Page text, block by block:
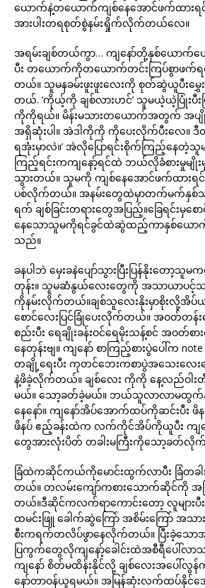
ယောက်နဲ့တယောက်ကျစ်နေအောင်ဖက်ထားရ
အားပါးတရစုတ်စွဲနမ်းရှိုက်လိုက်တယ်လေ။
အရမ်းချစ်တယ်ကွာ… ကျနော်တို့နှစ်ယောက်ယ
ပီး တယောက်ကိုတယောက်တင်းကြပ်စွာဖက်ရင်
တယ်။ သူမနခမ်းဖူးဖူးလေးကို စုတ်ဆွဲယူပီးမွှေ
တယ်. ‘ကိုယ့်ကို ချစ်လားဟင်’ သူမယဲ့ယဲ့ပြုံးပီးပ
ကိုကိုရယ်။ မိန်းမသားတယောက်အတွက် အပ
အရှိဆုံးပါ။ အဲဒါကိုကို ကိုပေးလိုက်ပီးလေ။
ရအုံးမှာလဲ။’ အဲလိုပြောရင်းစိုက်ကြည့်နေတဲ့သူ
ကြည့်ရင်းကကျနော့်ရင်ထဲ ဘယ်လိုခံစားမှုမျိုး
သွားတယ်။ သူမကို ကျစ်နေအောင်ဖက်ထားရင်း
ပစ်လိုက်တယ်။ အနမ်းတွေထဲမှာတက်မက်နှစ်သ
ရက် ချစ်ခြင်းတရားတွေအပြည့်။ခြေရင်းမှ
နေသောသူမကိုရင်ခွင်ထဲဆွဲထည့်ကာနှစ်ယော
သည်။
ခနပါဘဲ မှေးခနဲပျော်သွားပြီးပြန်နိုးတော့သူ
တုန်း။ သူမဆံနွယ်လေးတွေကို အသာယာပင့်သပ်
ကိုနမ်းလိုက်တယ်။ချစ်သူလေးနိုးမှာစိုးလို့အိ
စောင်လေးပြင်ခြုံပေးလိုက်တယ်။ အဝတ်တန်
စည်းပီး ရေချိုးခန်းဝင်ရေမိုးသန့်စင် အဝ
နေတုန်းဗျ။ ကျနော် စာကြည့်စားပွဲပေါ်က
တချို့ရေးပီး ကုတင်ဘေးကစာပွဲအသေးလေးပ
နဲ့ဖိခဲ့လိုက်တယ်။ ချစ်လေး ကိုကို နေ့လည်ဝါ
မယ်။ သော့ခတ်ခဲ့မယ်။ ဘယ်သူလာလာမထွ
နေနော်။ ကျနော်အိပ်အောက်ထပ်ကိုဆင်းပီး ဖိ
ဖိနပ် ဧည့်ခန်းထဲက လက်ကိုင်အိပ်ကိုယူပီး ကျ
တွေအားလုံးပိတ် တခါးမကြီးကိုသော့ခတ်
ခြံထဲကဆိုင်ကယ်ကိုမောင်းထွက်လာပီး ခြံတခ
တယ်။ တလမ်းကျော်ကစားသောက်ဆိုင်ကို အမ
တယ်။ဒီဆိုင်ကလက်ရာကောင်းတော့ လူများပီ
ထမင်းဖြူ ခေါက်ဆွဲကြော် အစိမ်းကြော် အသာ
စီးကရက်တလိပ်ဖွာနေလိုက်တယ်။ ပြီးခဲ့သော
ပြကွက်တွေလိုကျနော့်ခေါင်းထဲအစီရီပေါ်လာ
ကျနော် စိတ်မထိန်းနိုင်လို့ ချစ်လေးအပေါ်လွန်
နော်တာဝန်ယူရမယ်။ အမြန်ဆုံးလက်ထပ်နိုင်အေ